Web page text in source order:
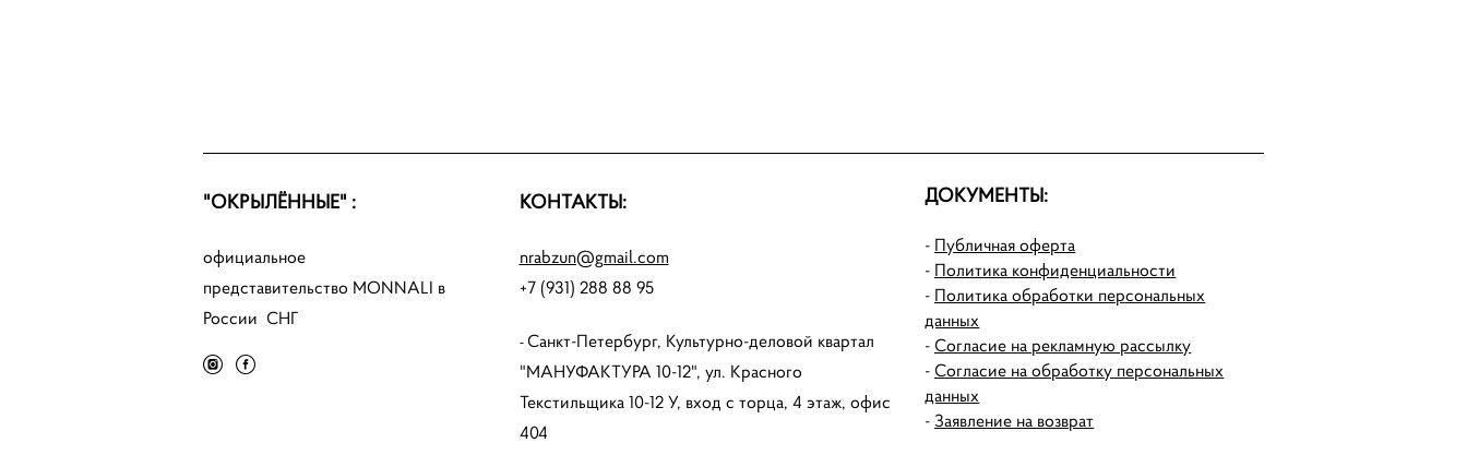
"ОКРЫЛЁННЫЕ" :
официальное
представительство MONNALI в
России СНГ
КОНТАКТЫ:
nrabzun@gmail.com
+7 (931) 288 88 95
- Санкт-Петербург, Культурно-деловой квартал
"МАНУФАКТУРА 10-12", ул. Красного
Текстильщика 10-12 У, вход с торца, 4 этаж, офис
404
ДОКУМЕНТЫ:
- Публичная оферта
- Политика конфиденциальности
- Политика обработки персональных
данных
-Согласие на рекламную рассылку
-Согласие на обработку персональных
данных
- Заявление на возврат